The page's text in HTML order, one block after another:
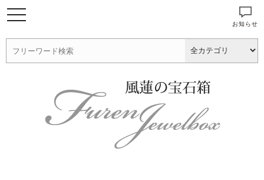
お知らせ